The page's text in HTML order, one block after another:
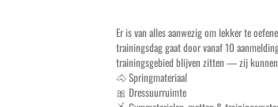
Er is van alles aanwezig om lekker te
trainingsdag gaat door vanaf 10
trainingsgebied blijven zitten — zij kunnen
🐴 Springmateriaal
🎀 Dressuurruimte